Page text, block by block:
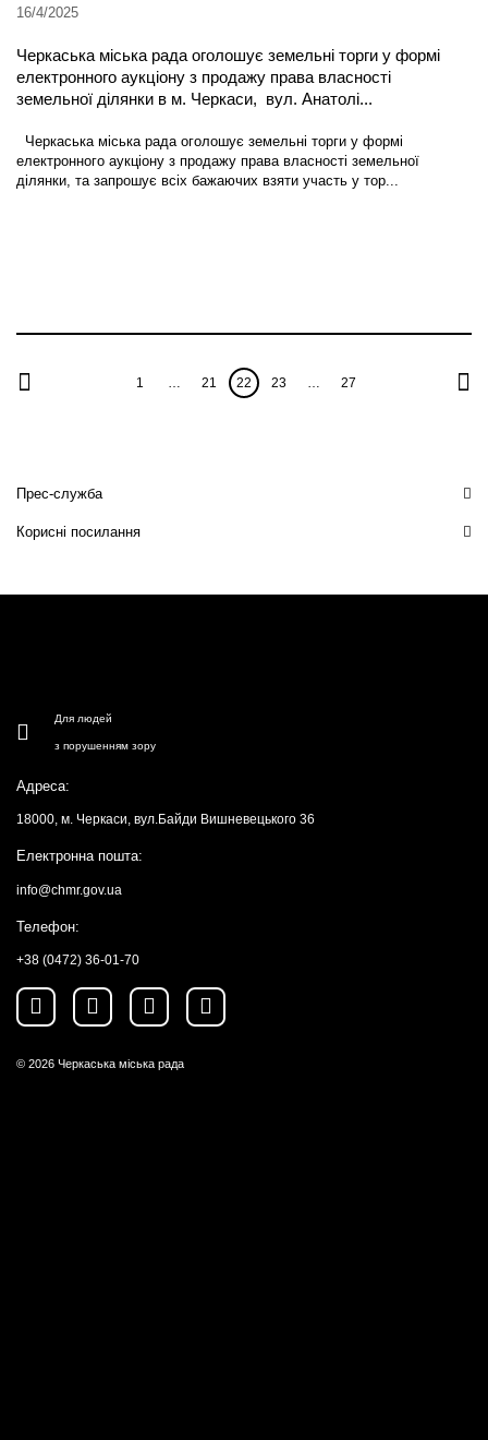
16/4/2025
Черкаська міська рада оголошує земельні торги у формі
електронного аукціону з продажу права власності
земельної ділянки в м. Черкаси, вул. Анатолі...
Черкаська міська рада оголошує земельні торги у формі
електронного аукціону з продажу права власності земельної
ділянки, та запрошує всіх бажаючих взяти участь у тор...
1 … 21 22 23 … 27
Прес-служба
Корисні посилання
Для людей
з порушенням зору
Адреса:
18000, м. Черкаси, вул.Байди Вишневецького 36
Електронна пошта:
info@chmr.gov.ua
Телефон:
+38 (0472) 36-01-70
© 2026 Черкаська міська рада